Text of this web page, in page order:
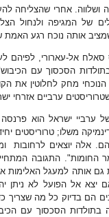
ושלווה. אחרי שהצליחה
של המגיפה ולנחול
אותה נוכח רגע האמת
אל-עארורי, לפיהם
הסכסוך עם
מחק לחלוטין את
ערביים אזרחי
ישראל הוא פרנסה
משלו; טרוריסטים
אלה יוצאים לרחובות
החומות". התגובה
גם אותה למעגל האלימות
יצא אל הפועל לא ניתן
הם בדיוק כל מה שצריך
בתולדות הסכסוך עם